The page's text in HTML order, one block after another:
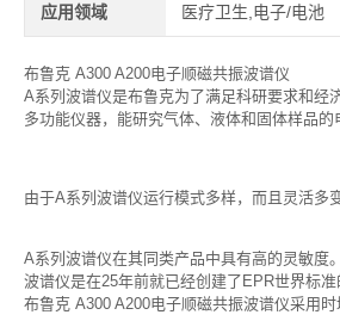
应用领域 医疗卫生,电子/电池
布鲁克 A300 A200电子顺磁共振波谱仪
A系列波谱仪是布鲁克为了满足科研要求和经
多功能仪器，能研究气体、液体和固体样品的
由于A系列波谱仪运行模式多样，而且灵活多
A系列波谱仪在其同类产品中具有高的灵敏度
波谱仪是在25年前就已经创建了EPR世界标
布鲁克 A300 A200电子顺磁共振波谱仪采用